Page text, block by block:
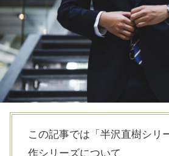
この記事では「半沢直樹シリ
作シリーズについて